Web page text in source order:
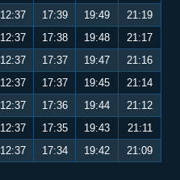
12:37 17:39 19:49
21:19
12:37 17:38 19:48
21:17
12:37 17:37 19:47
21:16
12:37 17:37 19:45
21:14
12:37 17:36 19:44
21:12
12:37 17:35 19:43
21:11
12:37 17:34 19:42 21:09